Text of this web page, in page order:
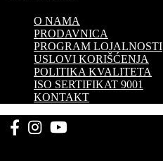
O NAMA
PRODAVNICA
PROGRAM LOJALNOSTI
USLOVI KORIŠĆENJA
POLITIKA KVALITETA
ISO SERTIFIKAT 9001
KONTAKT